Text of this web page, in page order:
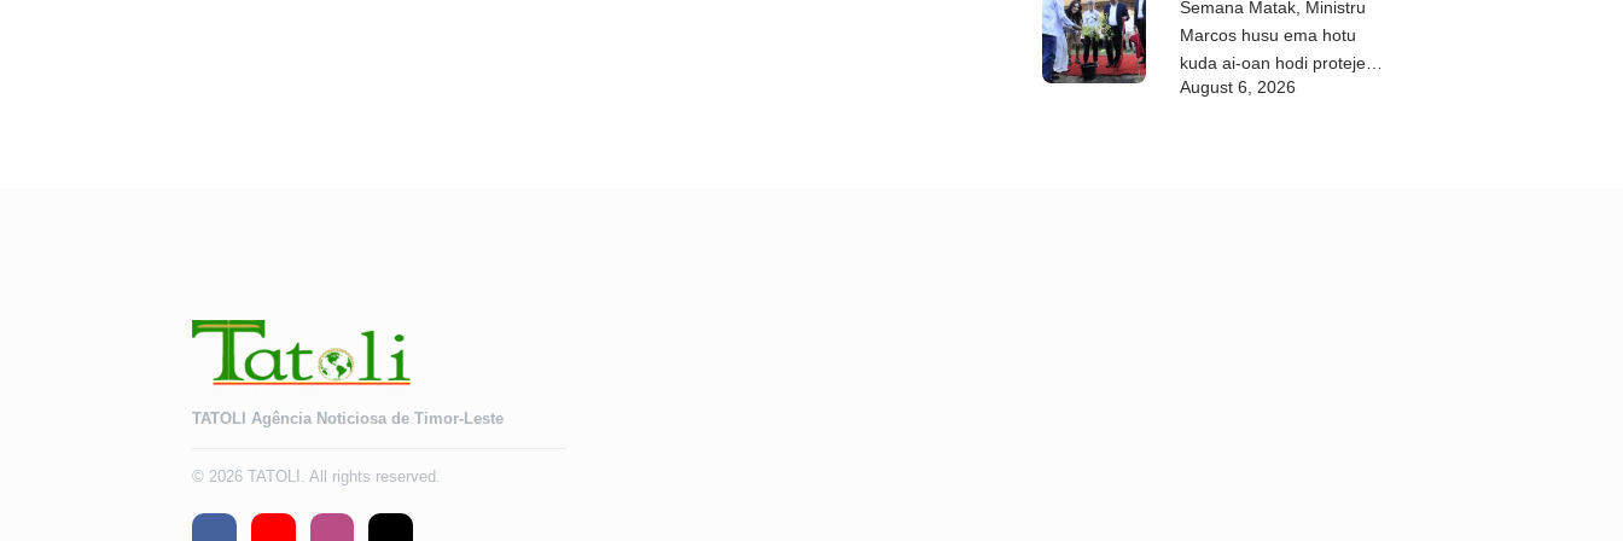
Semana Matak, Ministru
Marcos husu ema hotu
kuda ai-oan hodi proteje
biodiversidade
August 6, 2026
TATOLI Agência Noticiosa de Timor-Leste
© 2026 TATOLI. All rights reserved.